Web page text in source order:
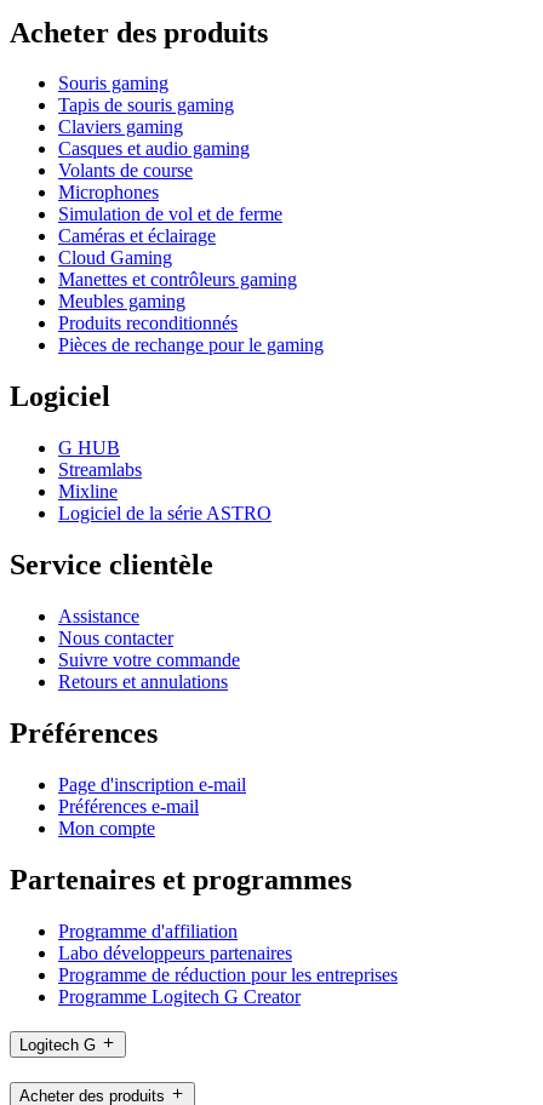
Acheter des produits
Souris gaming
Tapis de souris gaming
Claviers gaming
Casques et audio gaming
Volants de course
Microphones
Simulation de vol et de ferme
Caméras et éclairage
Cloud Gaming
Manettes et contrôleurs gaming
Meubles gaming
Produits reconditionnés
Pièces de rechange pour le gaming
Logiciel
G HUB
Streamlabs
Mixline
Logiciel de la série ASTRO
Service clientèle
Assistance
Nous contacter
Suivre votre commande
Retours et annulations
Préférences
Page d'inscription e-mail
Préférences e-mail
Mon compte
Partenaires et programmes
Programme d'affiliation
Labo développeurs partenaires
Programme de réduction pour les entreprises
Programme Logitech G Creator
Logitech G
Acheter des produits